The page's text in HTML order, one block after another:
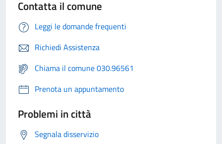
Contatta il comune
Leggi le domande frequenti
Richiedi Assistenza
Chiama il comune 030.96561
Prenota un appuntamento
Problemi in città
Segnala disservizio